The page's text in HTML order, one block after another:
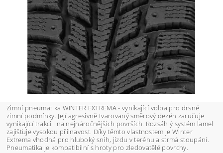
Zimní pneumatika WINTER EXTREMA - vynikající volba pro drsné
zimní podmínky. Její agresivně tvarovaný směrový dezén zaručuje
vynikající trakci i na nejnáročnějších površích. Rozsáhlý systém lamel
zajišťuje vysokou přilnavost. Díky těmto vlastnostem je Winter
Extrema vhodná pro hluboký sníh, jízdu v terénu a strmá stoupání.
Pneumatika je kompatibilní s hroty pro zledovatělé povrchy.